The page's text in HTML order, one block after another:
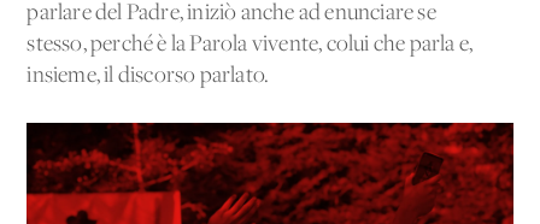
parlare del Padre, iniziò anche ad enunciare se
stesso, perché è la Parola vivente, colui che parla e,
insieme, il discorso parlato.